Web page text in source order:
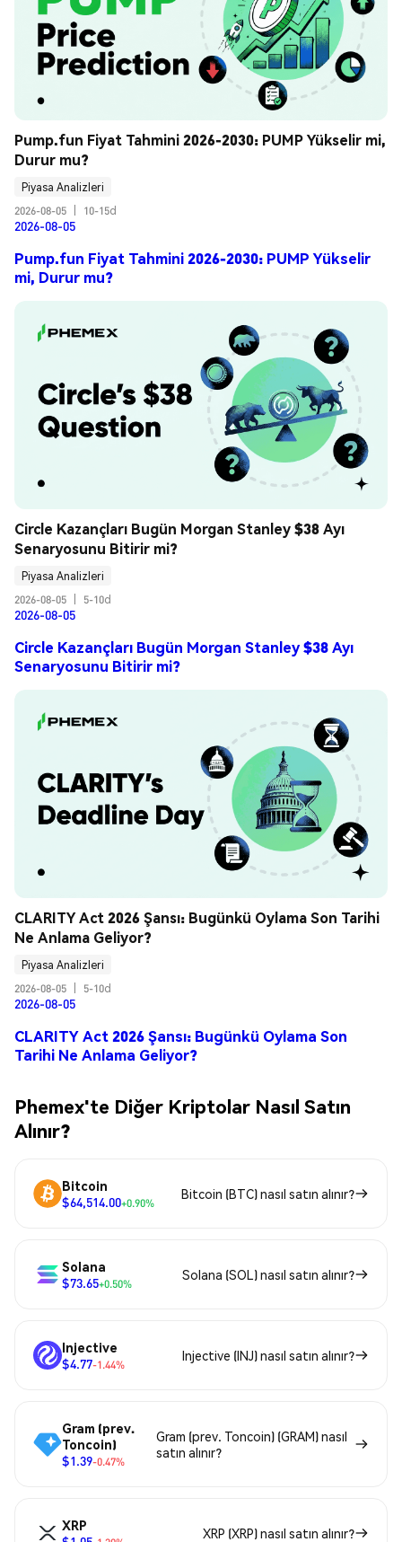
Pump.fun Fiyat Tahmini 2026-2030: PUMP Yükselir mi,
Durur mu?
Piyasa Analizleri
2026-08-05
10-15d
2026-08-05
Pump.fun Fiyat Tahmini 2026-2030: PUMP Yükselir
mi, Durur mu?
Circle Kazançları Bugün Morgan Stanley $38 Ayı
Senaryosunu Bitirir mi?
Piyasa Analizleri
2026-08-05
5-10d
2026-08-05
Circle Kazançları Bugün Morgan Stanley $38 Ayı
Senaryosunu Bitirir mi?
CLARITY Act 2026 Şansı: Bugünkü Oylama Son Tarihi
Ne Anlama Geliyor?
Piyasa Analizleri
2026-08-05
5-10d
2026-08-05
CLARITY Act 2026 Şansı: Bugünkü Oylama Son
Tarihi Ne Anlama Geliyor?
Phemex'te Diğer Kriptolar Nasıl Satın
Alınır?
Bitcoin
$64,514.00+0.90%
Bitcoin (BTC) nasıl satın alınır?
Solana
$73.65+0.50%
Solana (SOL) nasıl satın alınır?
Injective
$4.77-1.44%
Injective (INJ) nasıl satın alınır?
Gram (prev.
Toncoin)
$1.39-0.47%
Gram (prev. Toncoin) (GRAM) nasıl
satın alınır?
XRP
XRP (XRP) nasıl satın alınır?